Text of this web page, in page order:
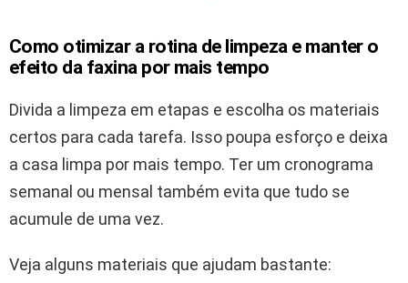
Como otimizar a rotina de limpeza e manter o
efeito da faxina por mais tempo
Divida a limpeza em etapas e escolha os materiais
certos para cada tarefa. Isso poupa esforço e deixa
a casa limpa por mais tempo. Ter um cronograma
semanal ou mensal também evita que tudo se
acumule de uma vez.
Veja alguns materiais que ajudam bastante: